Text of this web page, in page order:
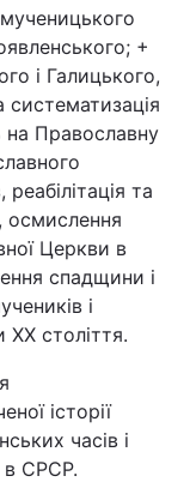
+
і Галицького,
систематизація
на Православну
та
осмислення
Церкви в
спадщини і
і
ХХ століття.
історії
часів і
в СРСР.